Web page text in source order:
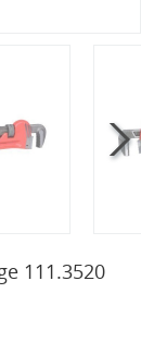
111.3520